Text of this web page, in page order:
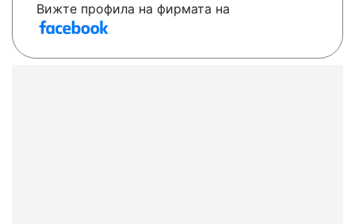
Вижте профила на фирмата на